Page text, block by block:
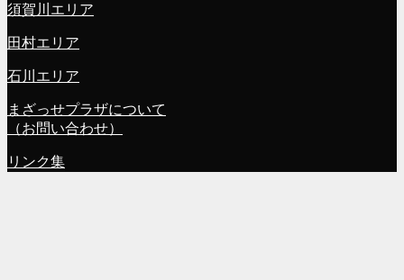
須賀川エリア
田村エリア
石川エリア
まざっせプラザについて
（お問い合わせ）
リンク集